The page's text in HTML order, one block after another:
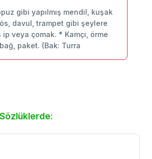
gibi yapılmış mendil, kuşak
davul, trampet gibi şeylere
veya çomak. * Kamçı, örme
paket. (Bak: Turra